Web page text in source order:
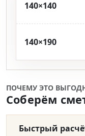
140×140
140×190
ПОЧЕМУ ЭТО
Соберём
Быстрый